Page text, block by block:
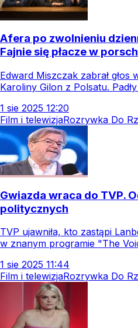
Afera po zwolnieniu
Fajnie się płacze w
Edward Miszczak zabrał głos
Karoliny Gilon z Polsatu.
1 sie 2025 12:20
Film i telewizjaRozrywka Do
Gwiazda wraca do TVP.
politycznych
TVP ujawniła, kto zastąpi
w znanym programie "The
1 sie 2025 11:44
Film i telewizjaRozrywka Do